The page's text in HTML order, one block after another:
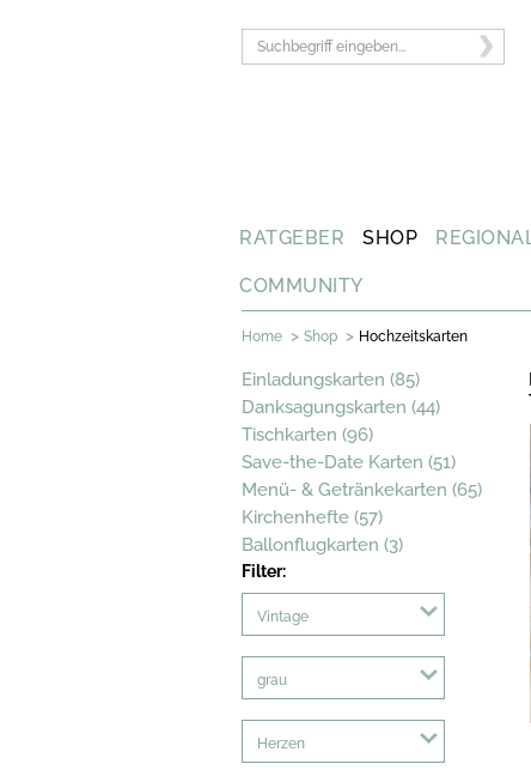
RATGEBER SHOP
COMMUNITY
Home > Shop > Hochzeitskarten
Einladungskarten (85)
Danksagungskarten (44)
Tischkarten (96)
Save-the-Date Karten (51)
Menü- & Getränkekarten (65)
Kirchenhefte (57)
Ballonflugkarten (3)
Filter:
Vintage
grau
Herzen